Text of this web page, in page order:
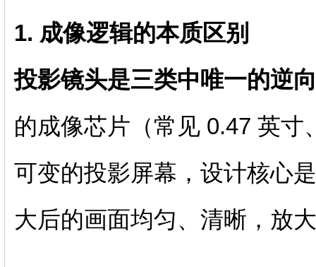
1. 成像逻辑的本质区别
投影镜头是三类中唯一的逆
的成像芯片（常见 0.47 英
可变的投影屏幕，设计核心
大后的画面均匀、清晰，放